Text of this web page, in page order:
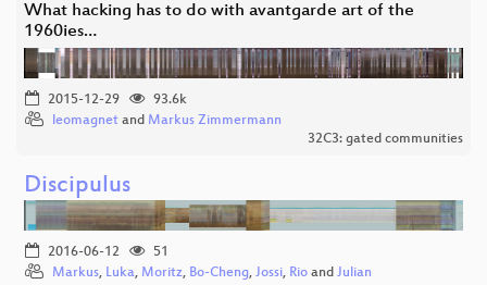
What hacking has to do with avantgarde art of the
1960ies…
2015-12-29
93.6k
leomagnet and Markus Zimmermann
32C3: gated communities
Discipulus
2016-06-12
51
Markus, Luka, Moritz, Bo-Cheng, Jossi, Rio and Julian